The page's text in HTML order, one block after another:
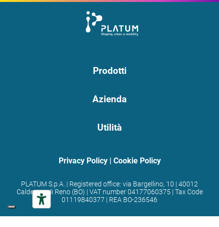
Prodotti
Azienda
Utilità
Privacy Policy| Cookie Policy
PLATUM S.p.A. | Registered office: via Bargellino, 10 | 40012
Calderara di Reno (BO) | VAT number 04177060375 | Tax Code
01119840377 | REA BO-236546